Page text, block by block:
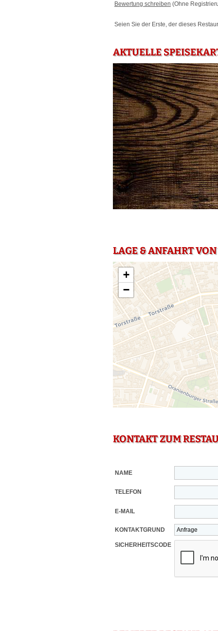
Bewertung schreiben (Ohne
Seien Sie der Erste, der dieses
AKTUELLE
LAGE & ANFAHRT
+
−
KONTAKT ZUM
NAME
TELEFON
E-MAIL
KONTAKTGRUND
SICHERHEITSCODE